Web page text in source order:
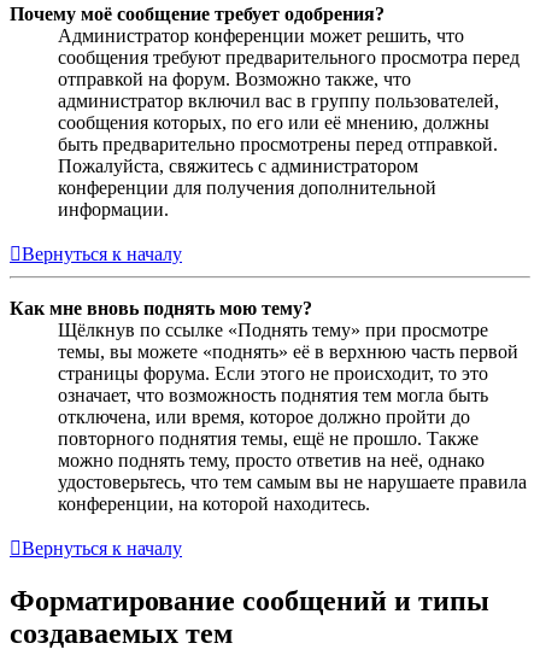
Почему моё сообщение требует одобрения?
Администратор конференции может решить, что
сообщения требуют предварительного просмотра перед
отправкой на форум. Возможно также, что
администратор включил вас в группу пользователей,
сообщения которых, по его или её мнению, должны
быть предварительно просмотрены перед отправкой.
Пожалуйста, свяжитесь с администратором
конференции для получения дополнительной
информации.
Вернуться к началу
Как мне вновь поднять мою тему?
Щёлкнув по ссылке «Поднять тему» при просмотре
темы, вы можете «поднять» её в верхнюю часть первой
страницы форума. Если этого не происходит, то это
означает, что возможность поднятия тем могла быть
отключена, или время, которое должно пройти до
повторного поднятия темы, ещё не прошло. Также
можно поднять тему, просто ответив на неё, однако
удостоверьтесь, что тем самым вы не нарушаете правила
конференции, на которой находитесь.
Вернуться к началу
Форматирование сообщений и типы
создаваемых тем